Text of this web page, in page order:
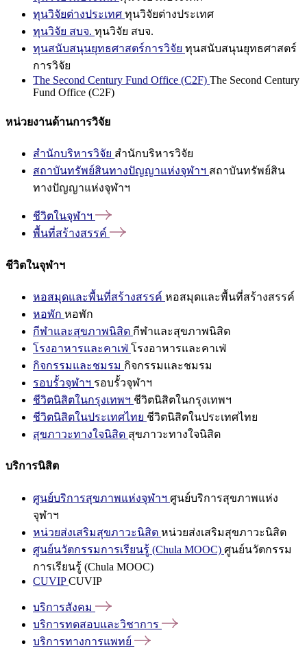
ทุนวิจัยต่างประเทศ ทุนวิจัยต่างประเทศ
ทุนวิจัย สบจ. ทุนวิจัย สบจ.
ทุนสนับสนุนยุทธศาสตร์การวิจัย ทุนสนับสนุนยุทธศาสตร์
การวิจัย
The Second Century Fund Office (C2F) The Second Century
Fund Office (C2F)
หน่วยงานด้านการวิจัย
สำนักบริหารวิจัย สำนักบริหารวิจัย
สถาบันทรัพย์สินทางปัญญาแห่งจุฬาฯ สถาบันทรัพย์สิน
ทางปัญญาแห่งจุฬาฯ
ชีวิตในจุฬาฯ
พื้นที่สร้างสรรค์
ชีวิตในจุฬาฯ
หอสมุดและพื้นที่สร้างสรรค์ หอสมุดและพื้นที่สร้างสรรค์
หอพัก หอพัก
กีฬาและสุขภาพนิสิต กีฬาและสุขภาพนิสิต
โรงอาหารและคาเฟ่ โรงอาหารและคาเฟ่
กิจกรรมและชมรม กิจกรรมและชมรม
รอบรั้วจุฬาฯ รอบรั้วจุฬาฯ
ชีวิตนิสิตในกรุงเทพฯ ชีวิตนิสิตในกรุงเทพฯ
ชีวิตนิสิตในประเทศไทย ชีวิตนิสิตในประเทศไทย
สุขภาวะทางใจนิสิต สุขภาวะทางใจนิสิต
บริการนิสิต
ศูนย์บริการสุขภาพแห่งจุฬาฯ ศูนย์บริการสุขภาพแห่ง
จุฬาฯ
หน่วยส่งเสริมสุขภาวะนิสิต หน่วยส่งเสริมสุขภาวะนิสิต
ศูนย์นวัตกรรมการเรียนรู้ (Chula MOOC) ศูนย์นวัตกรรม
การเรียนรู้ (Chula MOOC)
CUVIPCUVIP
บริการสังคม
บริการทดสอบและวิชาการ
บริการทางการแพทย์